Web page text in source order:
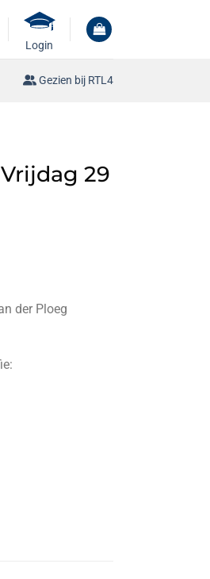
Login
Gezien bij RTL4
29
der Ploeg